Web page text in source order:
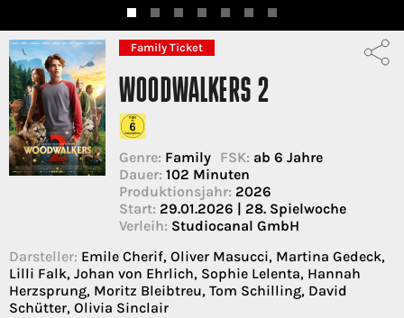
Family Ticket
WOODWALKERS 2
Genre: Family FSK: ab 6 Jahre
Dauer: 102 Minuten
Produktionsjahr: 2026
Start: 29.01.2026 | 28. Spielwoche
Verleih: Studiocanal GmbH
Darsteller: Emile Cherif, Oliver Masucci, Martina Gedeck,
Lilli Falk, Johan von Ehrlich, Sophie Lelenta, Hannah
Herzsprung, Moritz Bleibtreu, Tom Schilling, David
Schütter, Olivia Sinclair